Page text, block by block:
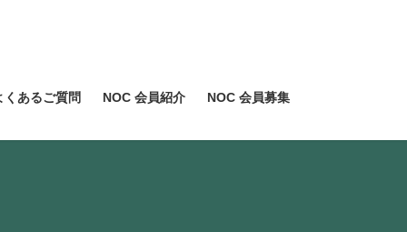
くあるご質問 NOC 会員紹介 NOC 会員募集